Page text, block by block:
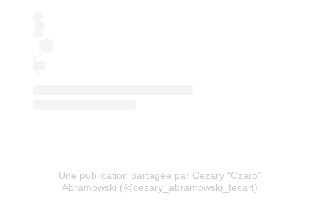
Une publication partagée par Cezary “Czaro”
Abramowski (@cezary_abramowski_tecart)